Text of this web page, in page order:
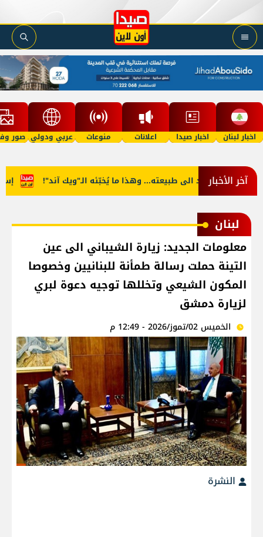
اخبار لبنان اخبار صيدا اعلانات منوعات عربي ودولي صور
آخر الأخبار
طقس آب يعود الى طبيعته... وهذا ما يُخبّئه الـ"ويك آند"!
لبنان
معلومات الجديد: زيارة الشيباني الى عين
التينة حملت رسالة طمأنة للبنانيين وخصوصا
المكون الشيعي وتخللها توجيه دعوة لبري
لزيارة دمشق
الخميس 02/تموز/2026 - 12:49 م
النشرة